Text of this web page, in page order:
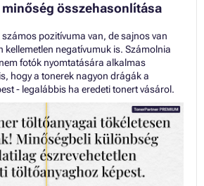
összehasonlítása
pozitívuma van, de sajnos van
kellemetlen negatívumuk is. Számolnia
fotók nyomtatására alkalmas
hogy a tonerek nagyon drágák a
- legalábbis ha eredeti tonert vásárol.